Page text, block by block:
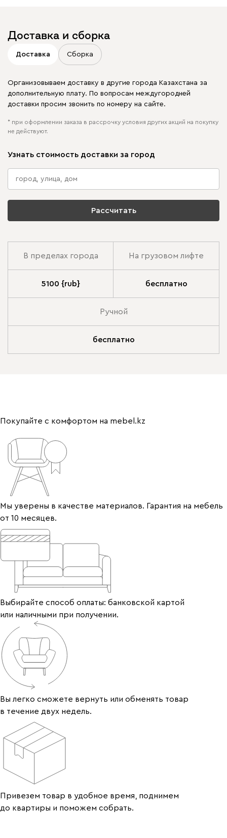
Доставка и сборка
Доставка Сборка
Организовываем доставку в другие города Казахстана за
дополнительную плату. По вопросам междугородней
доставки просим звонить по номеру на сайте.
* при оформлении заказа в рассрочку условия других акций на покупку
не действуют.
Узнать стоимость доставки за город
Рассчитать
В пределах города На грузовом лифте
5100 {rub} бесплатно
Ручной
бесплатно
Покупайте с комфортом на mebel.kz
Мы уверены в качестве материалов. Гарантия на мебель
от 10 месяцев.
Выбирайте способ оплаты: банковской картой
или наличными при получении.
Вы легко сможете вернуть или обменять товар
в течение двух недель.
Привезем товар в удобное время, поднимем
до квартиры и поможем собрать.